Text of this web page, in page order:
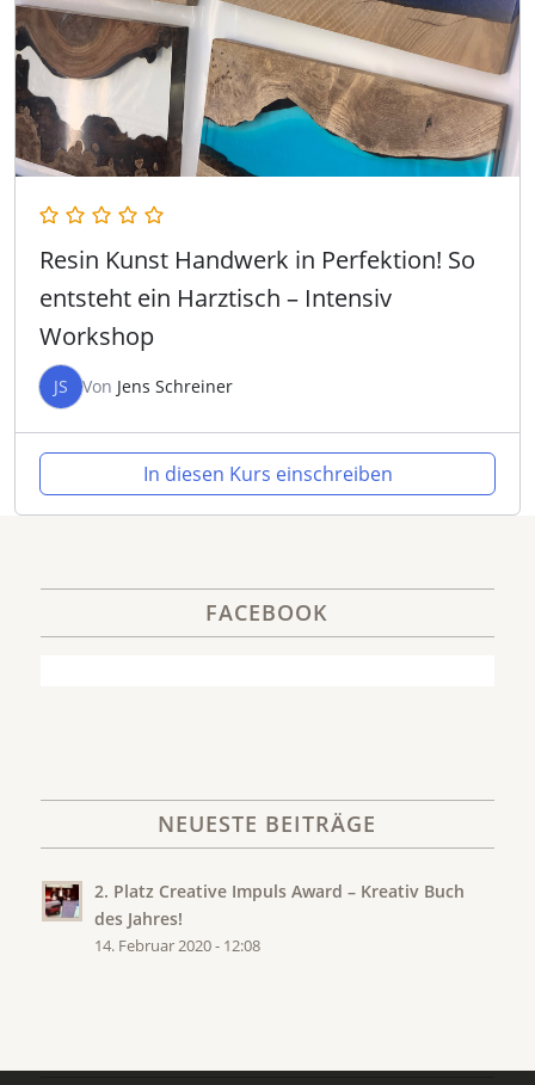
Resin Kunst Handwerk in Perfektion! So
entsteht ein Harztisch – Intensiv
Workshop
JS Von Jens Schreiner
In diesen Kurs einschreiben
FACEBOOK
NEUESTE BEITRÄGE
2. Platz Creative Impuls Award – Kreativ Buch
des Jahres!
14. Februar 2020 - 12:08